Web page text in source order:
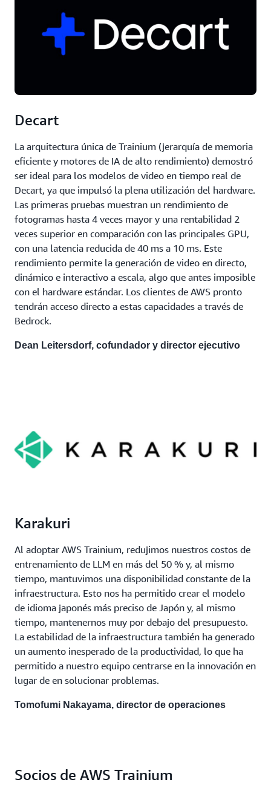
Decart
La arquitectura única de Trainium (jerarquía de memoria
eficiente y motores de IA de alto rendimiento) demostró
ser ideal para los modelos de video en tiempo real de
Decart, ya que impulsó la plena utilización del hardware.
Las primeras pruebas muestran un rendimiento de
fotogramas hasta 4 veces mayor y una rentabilidad 2
veces superior en comparación con las principales GPU,
con una latencia reducida de 40 ms a 10 ms. Este
rendimiento permite la generación de video en directo,
dinámico e interactivo a escala, algo que antes imposible
con el hardware estándar. Los clientes de AWS pronto
tendrán acceso directo a estas capacidades a través de
Bedrock.
Dean Leitersdorf, cofundador y director ejecutivo
Karakuri
Al adoptar AWS Trainium, redujimos nuestros costos de
entrenamiento de LLM en más del 50 % y, al mismo
tiempo, mantuvimos una disponibilidad constante de la
infraestructura. Esto nos ha permitido crear el modelo
de idioma japonés más preciso de Japón y, al mismo
tiempo, mantenernos muy por debajo del presupuesto.
La estabilidad de la infraestructura también ha generado
un aumento inesperado de la productividad, lo que ha
permitido a nuestro equipo centrarse en la innovación en
lugar de en solucionar problemas.
Tomofumi Nakayama, director de operaciones
Socios de AWS Trainium